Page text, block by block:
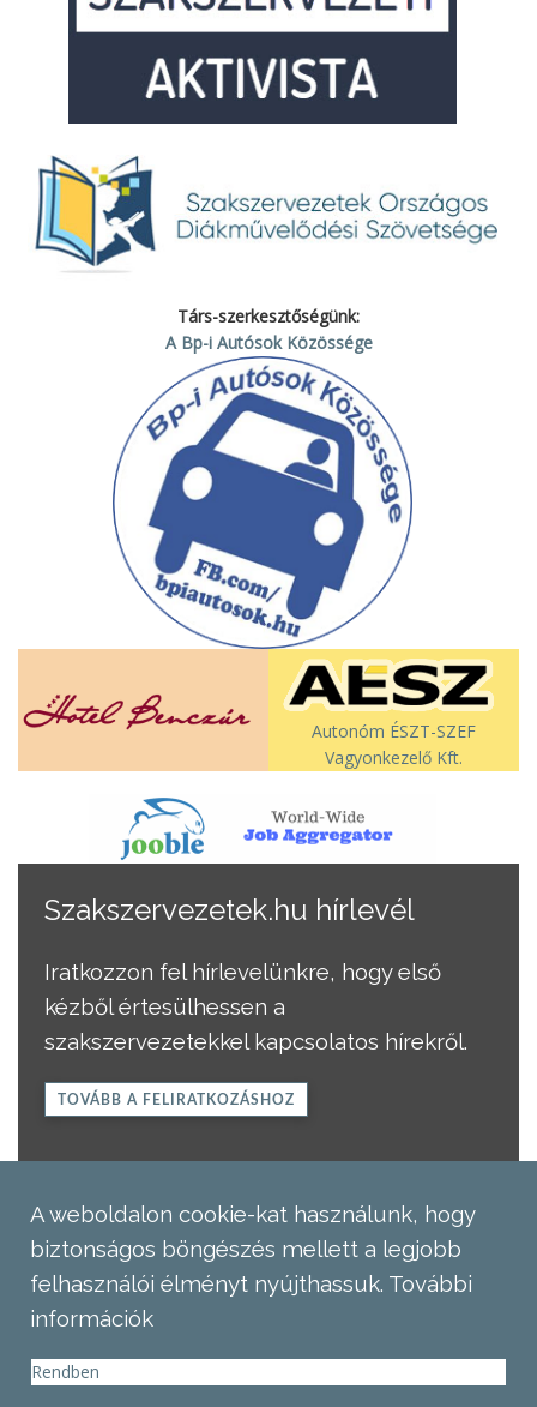
Társ-szerkesztőségünk:
A Bp-i Autósok Közössége
Autonóm ÉSZT-SZEF
Vagyonkezelő Kft.
Szakszervezetek.hu hírlevél
Iratkozzon fel hírlevelünkre, hogy első
kézből értesülhessen a
szakszervezetekkel kapcsolatos hírekről.
TOVÁBB A FELIRATKOZÁSHOZ
A weboldalon cookie-kat használunk, hogy
biztonságos böngészés mellett a legjobb
felhasználói élményt nyújthassuk. További
információk
Rendben